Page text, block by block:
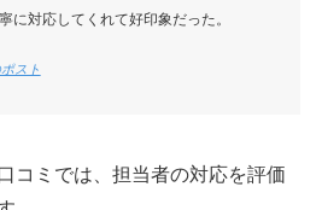
に対応してくれて好印象だった。
スト
コミでは、担当者の対応を評価